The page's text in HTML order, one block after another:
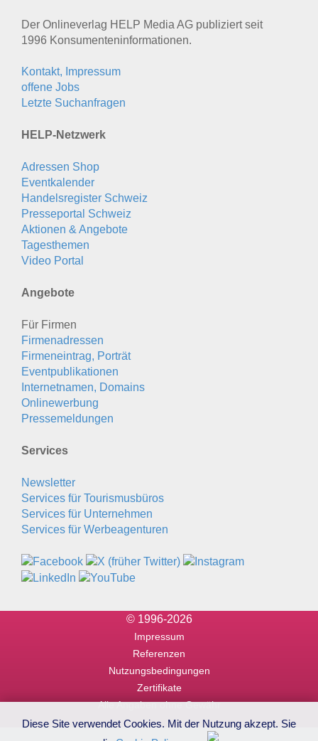
Der Onlineverlag HELP Media AG publiziert seit
1996 Konsumenten­informationen.
Kontakt, Impressum
offene Jobs
Letzte Suchanfragen
HELP-Netzwerk
Adressen Shop
Eventkalender
Handelsregister Schweiz
Presseportal Schweiz
Aktionen & Angebote
Tagesthemen
Video Portal
Angebote
Für Firmen
Firmenadressen
Firmeneintrag, Porträt
Eventpublikationen
Internetnamen, Domains
Onlinewerbung
Pressemeldungen
Services
Newsletter
Services für Tourismusbüros
Services für Unternehmen
Services für Werbeagenturen
© 1996-2026
Impressum
Referenzen
Nutzungsbedingungen
Zertifikate
Alle Angaben ohne Gewähr
Diese Site verwendet Cookies. Mit der Nutzung akzept. Sie